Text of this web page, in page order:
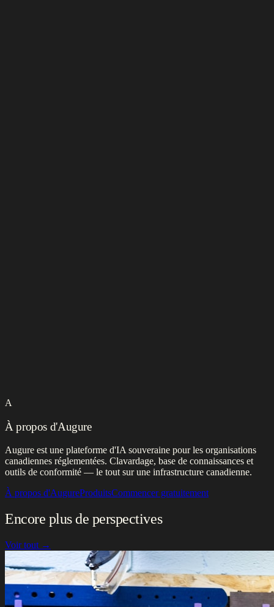
A
À propos d'Augure
Augure est une plateforme d'IA souveraine pour les organisations
canadiennes réglementées. Clavardage, base de connaissances et
outils de conformité — le tout sur une infrastructure canadienne.
À propos d'AugureProduitsCommencer gratuitement
Encore plus de perspectives
Voir tout →